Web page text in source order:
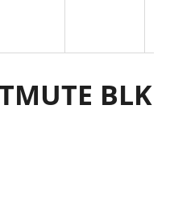
BLK